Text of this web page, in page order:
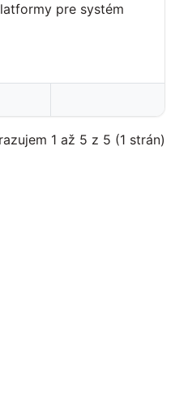
pre systém
1 až 5 z 5 (1 strán)